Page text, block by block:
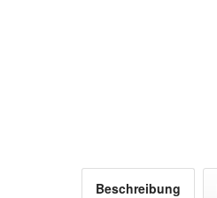
Beschreibung